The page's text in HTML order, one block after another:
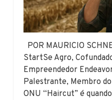
POR MAURICIO
StartSe Agro,
Empreendedor
Palestrante, Membro
ONU “Haircut” é